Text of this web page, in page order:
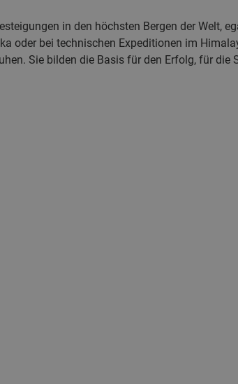
in den höchsten Bergen der Welt,
oder bei technischen Expeditionen im
Sie bilden die Basis für den Erfolg, für